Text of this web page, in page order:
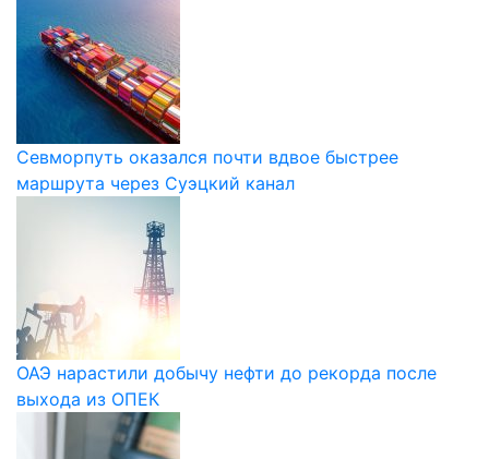
Севморпуть оказался почти вдвое быстрее
маршрута через Суэцкий канал
ОАЭ нарастили добычу нефти до рекорда после
выхода из ОПЕК